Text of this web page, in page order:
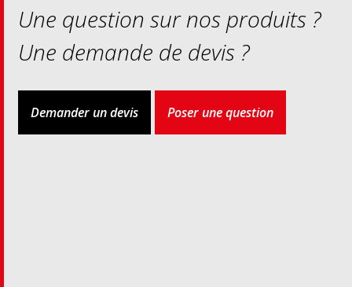
Une question sur nos produits ?
Une demande de devis ?
Demander un devis Poser une question